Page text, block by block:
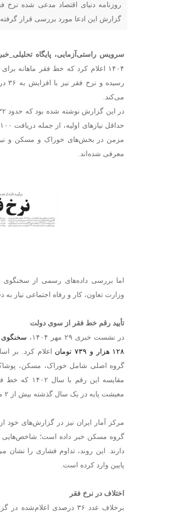
گزارش این ادعا مورد بررسی قرار
سرویس راستی‌آزمایی، پایگاه تحلیلی _
می‌کند.
مزمن در بخش‌های خوراک و مسکن و نبود
معرفی شده‌اند.
اما بررسی داده‌های رسمی از
وزارت تعاون، کار و رفاه اجتماعی نیاز
تأیید رقم خط فقر از سوی دولت
در نشست خبری ۲۹ مهر ۱۴۰۴،
سخنگوی
۱۲۸ هزار و ۷۳۹ تومان
اعلام کرد. بر
گروه اصلی شامل خوراک، مسکن،
معیشت پایه در یک سال گذشته بیش از ۲ میلیون تومان افزایش یافته است.
مرکز آمار ایران نیز در گزارش‌های خود از
گروه مسکن خبر داده است؛ شاخص‌هایی
دارند. این روند، تداوم فشاری را
پایین وارد کرده است.
اختلاف در نرخ فقر
برخلاف عدد ۳۶ درصدی